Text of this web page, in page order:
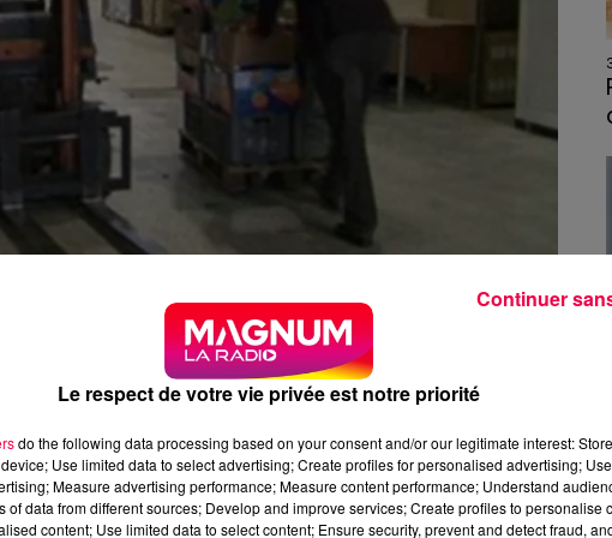
ans »
, le ton est donné par le président national des
due à l'inflation et la hausse des demandes
la présidente de l'antenne départementale, Françoise
Le respect de votre vie privée est notre priorité
do the following data processing based on your consent and/or our legitimate interest:
Use limited data to select advertising; Create profiles for personalised advertising;
Measure advertising performance; Measure content performance; Understand
of data from different sources; Develop and improve services; Create profiles to personalise
content; Use limited data to select content; Ensure security, prevent and detect fraud,
Continuer